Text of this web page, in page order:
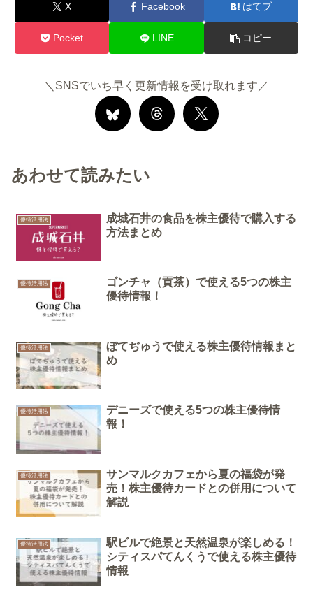
X Facebook はてブ
Pocket LINE コピー
＼SNSでいち早く更新情報を受け取れます／
あわせて読みたい
優待活用法
成城石井の食品を株主優待で購入する
方法まとめ
優待活用法
ゴンチャ（貢茶）で使える5つの株主
優待情報！
優待活用法
ぼてぢゅうで使える株主優待情報まと
め
優待活用法
デニーズで使える5つの株主優待情
報！
優待活用法
サンマルクカフェから夏の福袋が発
売！株主優待カードとの併用について
解説
優待活用法
駅ビルで絶景と天然温泉が楽しめる！
シティスパてんくうで使える株主優待
情報